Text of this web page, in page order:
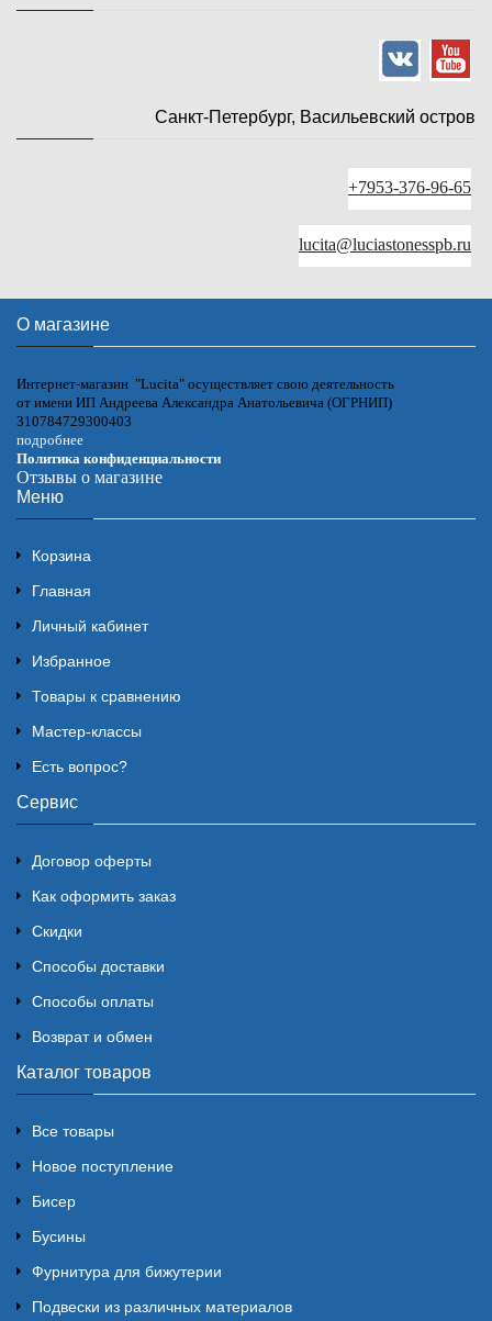
Санкт-Петербург, Васильевский остров
+7953-376-96-65
lucita@luciastonesspb.ru
О магазине
Интернет-магазин "Lucita" осуществляет свою деятельность
от имени ИП Андреева Александра Анатольевича (ОГРНИП)
310784729300403
подробнее
Политика конфиденциальности
Отзывы о магазине
Меню
Корзина
Главная
Личный кабинет
Избранное
Товары к сравнению
Мастер-классы
Есть вопрос?
Сервис
Договор оферты
Как оформить заказ
Скидки
Способы доставки
Способы оплаты
Возврат и обмен
Каталог товаров
Все товары
Новое поступление
Бисер
Бусины
Фурнитура для бижутерии
Подвески из различных материалов